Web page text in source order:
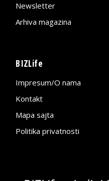
Newsletter
Arhiva magazina
BIZLife
Impresum/O nama
Kontakt
Mapa sajta
Politika privatnosti